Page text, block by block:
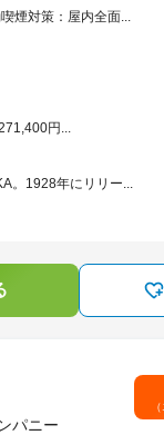
煙対策：屋内全面...
円...
。1928年にリリー...
パニー